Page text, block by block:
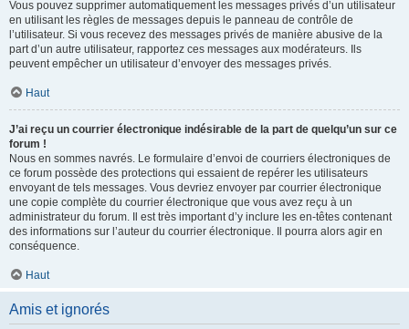
Vous pouvez supprimer automatiquement les messages privés d’un utilisateur
en utilisant les règles de messages depuis le panneau de contrôle de
l’utilisateur. Si vous recevez des messages privés de manière abusive de la
part d’un autre utilisateur, rapportez ces messages aux modérateurs. Ils
peuvent empêcher un utilisateur d’envoyer des messages privés.
Haut
J’ai reçu un courrier électronique indésirable de la part de quelqu’un sur ce
forum !
Nous en sommes navrés. Le formulaire d’envoi de courriers électroniques de
ce forum possède des protections qui essaient de repérer les utilisateurs
envoyant de tels messages. Vous devriez envoyer par courrier électronique
une copie complète du courrier électronique que vous avez reçu à un
administrateur du forum. Il est très important d’y inclure les en-têtes contenant
des informations sur l’auteur du courrier électronique. Il pourra alors agir en
conséquence.
Haut
Amis et ignorés